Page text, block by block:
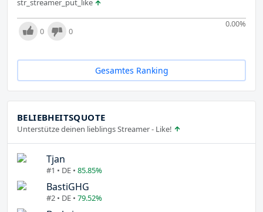
str_streamer_put_like
0.00%
0 0
Gesamtes Ranking
BELIEBHEITSQUOTE
Unterstütze deinen lieblings Streamer - Like!
Tjan
#1 • DE • 85.85%
BastiGHG
#2 • DE • 79.52%